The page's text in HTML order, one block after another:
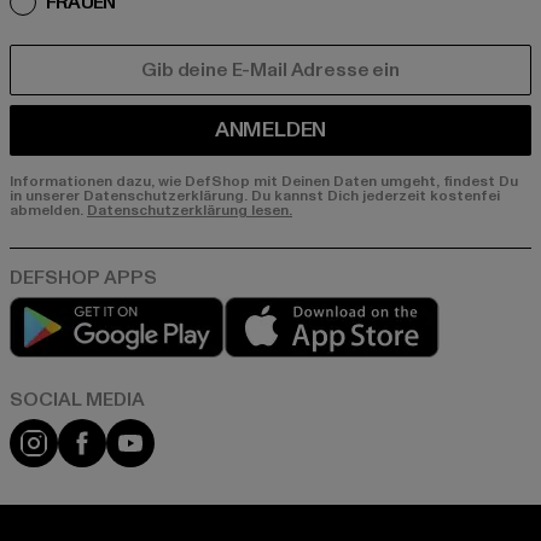
ANMELDEN
Informationen dazu, wie DefShop mit Deinen Daten umgeht, findest Du
in unserer Datenschutzerklärung. Du kannst Dich jederzeit kostenfei
abmelden. Datenschutzerklärung lesen.
Play market
Instagram
FacebookYouTube